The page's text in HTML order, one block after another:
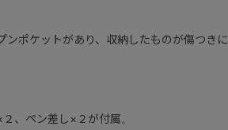
ンポケットがあり、収納したものが傷つきに
、ペン差し×２が付属。